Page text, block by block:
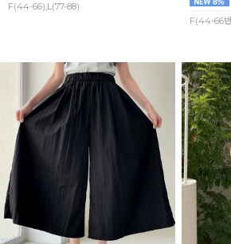
F(44-66),L(77-88)
F(44-66